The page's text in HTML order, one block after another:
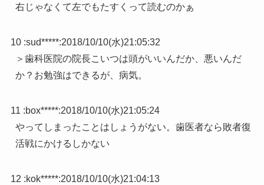
右じゃなくて左でもたすくって読むのかぁ
10 :sud*****:2018/10/10(水)21:05:32
＞歯科医院の院長こいつは頭がいいんだか、悪いんだ
か？お勉強はできるが、病気。
11 :box*****:2018/10/10(水)21:05:24
やってしまったことはしょうがない。歯医者なら敗者復
活戦にかけるしかない
12 :kok*****:2018/10/10(水)21:04:13